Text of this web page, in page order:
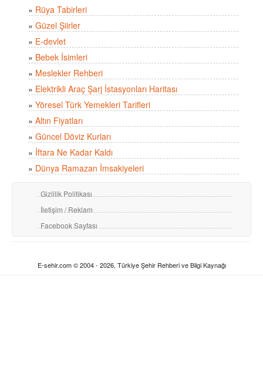
» Rüya Tabirleri
» Güzel Şiirler
» E-devlet
» Bebek İsimleri
» Meslekler Rehberi
» Elektrikli Araç Şarj İstasyonları Haritası
» Yöresel Türk Yemekleri Tarifleri
» Altın Fiyatları
» Güncel Döviz Kurları
» İftara Ne Kadar Kaldı
» Dünya Ramazan İmsakiyeleri
Gizlilik Politikası
İletişim / Reklam
Facebook Sayfası
E-sehir.com © 2004 - 2026, Türkiye Şehir Rehberi ve Bilgi Kaynağı